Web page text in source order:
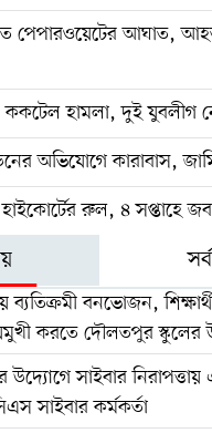
পেপারওয়েটের আঘাত,
হামলা, দুই যুবলীগ
অভিযোগে কারাবাস,
হাইকোর্টের রুল, ৪ সপ্তাহে
ব্যতিক্রমী বনভোজন,
করতে দৌলতপুর স্কুলের
সাইবার নিরাপত্তায়
সাইবার কর্মকর্তা